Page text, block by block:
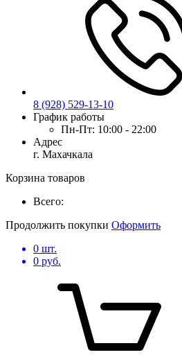
8 (928) 529-13-10
График работы
Пн-Пт: 10:00 - 22:00
Адрес
г. Махачкала
Корзина товаров
Всего:
Продолжить покупки Оформить
0 шт.
0 руб.